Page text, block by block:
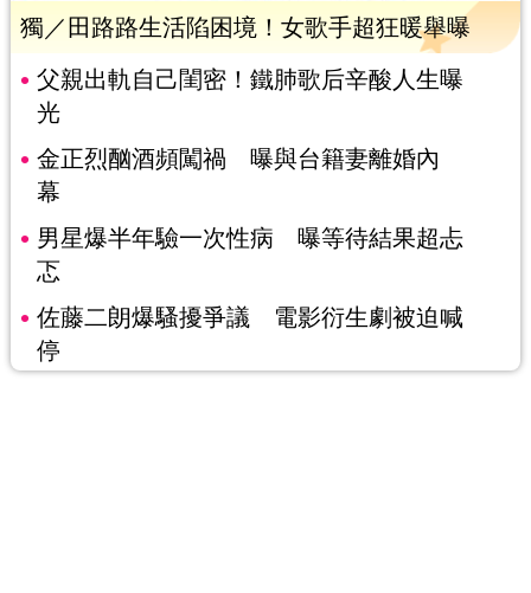
獨／田路路生活陷困境！女歌手超狂暖舉曝
父親出軌自己閨密！鐵肺歌后辛酸人生曝
光
金正烈酗酒頻闖禍 曝與台籍妻離婚內
幕
男星爆半年驗一次性病 曝等待結果超忐
忑
佐藤二朗爆騷擾爭議 電影衍生劇被迫喊
停